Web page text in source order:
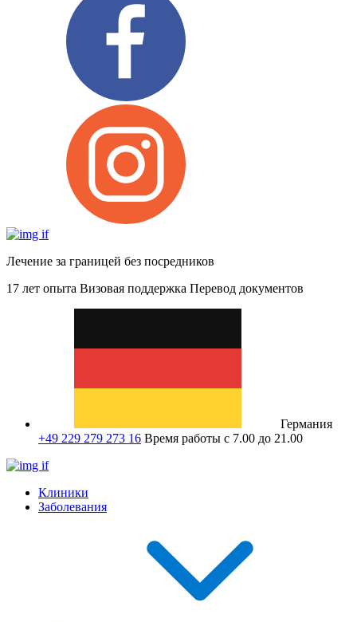
Лечение за границей без посредников
17 лет опыта Визовая поддержка Перевод документов
Германия
+49 229 279 273 16 Время работы с 7.00 до 21.00
Клиники
Заболевания